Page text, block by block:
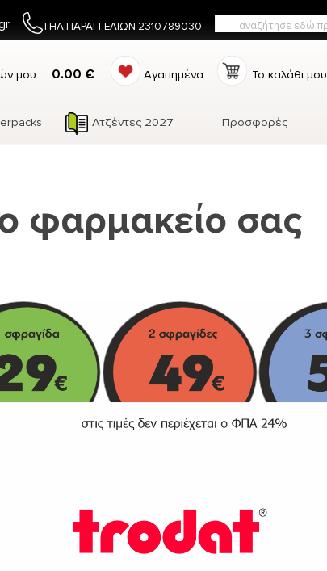
Ατζέντες 2027 Προσφορές
ΤΗΛ.ΠΑΡΑΓΓΕΛΙΩΝ 2310789030
0.00 €
μου : Το καλάθι μου
Αγαπημένα
φαρμακείο σας